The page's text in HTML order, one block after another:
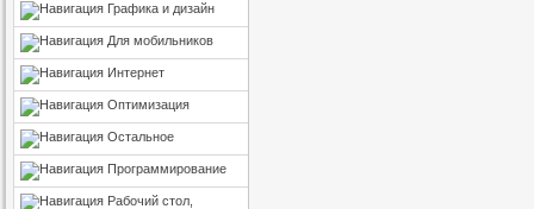
Графика и дизайн
Для мобильников
Интернет
Оптимизация
Остальное
Программирование
Рабочий стол,